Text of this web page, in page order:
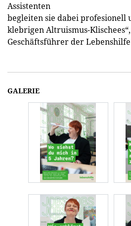
Assistenten
begleiten sie dabei profesionell
klebrigen Altruismus-
Geschäftsführer der
GALERIE